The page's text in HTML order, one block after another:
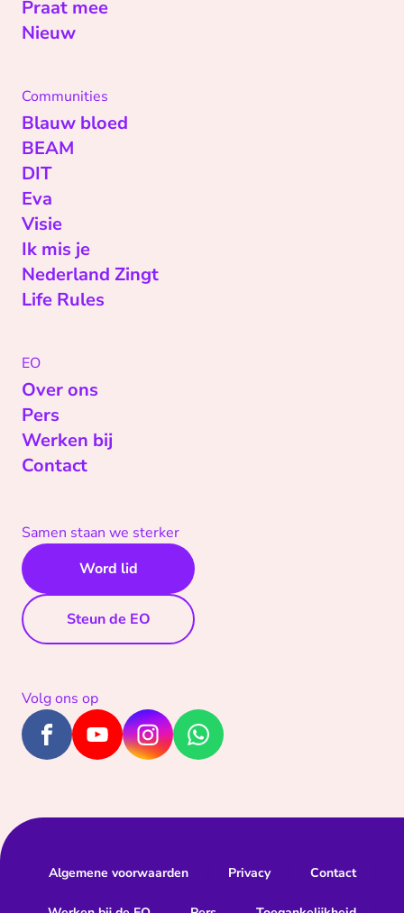
Praat mee
Nieuw
Communities
Blauw bloed
BEAM
DIT
Eva
Visie
Ik mis je
Nederland Zingt
Life Rules
EO
Over ons
Pers
Werken bij
Contact
Samen staan we sterker
Word lid
Steun de EO
Volg ons op
Algemene voorwaarden Privacy Contact